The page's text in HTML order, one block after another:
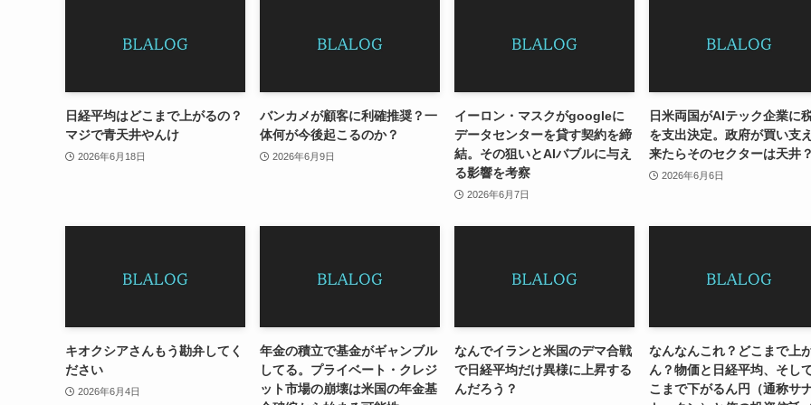
日経平均はどこまで上がるの？
マジで青天井やんけ
2026年6月18日
バンカメが顧客に利確推奨？一
体何が今後起こるのか？
2026年6月9日
イーロン・マスクがgoogleに
データセンターを貸す契約を締
結。その狙いとAIバブルに与え
る影響を考察
2026年6月7日
日米両国がAIテック企業に
を支出決定。政府が買い支
来たらそのセクターは天井？
2026年6月6日
キオクシアさんもう勘弁してく
ださい
2026年6月4日
年金の積立で基金がギャンブル
してる。プライベート・クレジ
ット市場の崩壊は米国の年金基
なんでイランと米国のデマ合戦
で日経平均だけ異様に上昇する
んだろう？
なんなんこれ？どこまで上
ん？物価と日経平均、そし
こまで下がるん円（通称サ